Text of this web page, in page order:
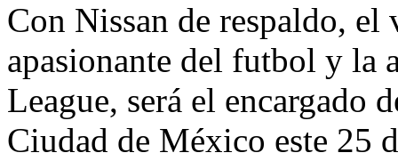
Con Nissan de respaldo,
apasionante del futbol y la
League, será el encargado
Ciudad de México este 25